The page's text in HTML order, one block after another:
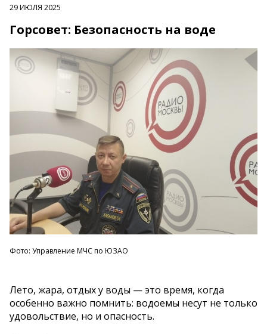
29 ИЮЛЯ 2025
Горсовет: Безопасность на воде
Фото: Управление МЧС по ЮЗАО
Лето, жара, отдых у воды — это время, когда
особенно важно помнить: водоемы несут не только
удовольствие, но и опасность.